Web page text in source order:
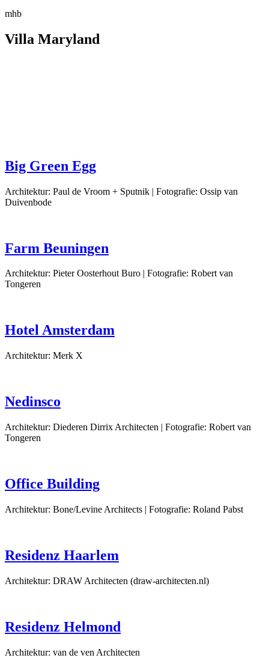
mhb
Villa Maryland
Big Green Egg
Architektur: Paul de Vroom + Sputnik | Fotografie: Ossip van
Duivenbode
Farm Beuningen
Architektur: Pieter Oosterhout Buro | Fotografie: Robert van
Tongeren
Hotel Amsterdam
Architektur: Merk X
Nedinsco
Architektur: Diederen Dirrix Architecten | Fotografie: Robert van
Tongeren
Office Building
Architektur: Bone/Levine Architects | Fotografie: Roland Pabst
Residenz Haarlem
Architektur: DRAW Architecten (draw-architecten.nl)
Residenz Helmond
Architektur: van de ven Architecten